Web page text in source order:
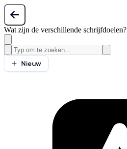
Wat zijn de verschillende schrijfdoelen?
Nieuw